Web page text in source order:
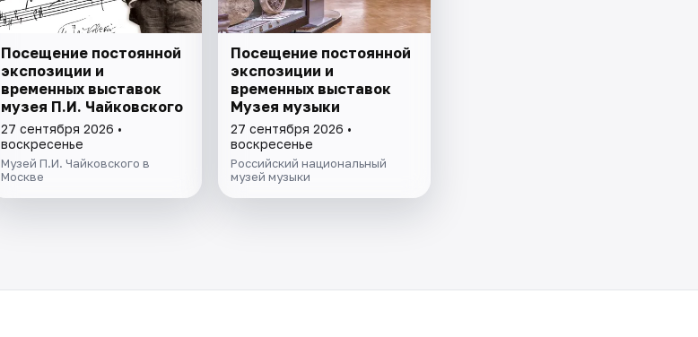
Посещение постоянной
экспозиции и
временных выставок
музея П.И. Чайковского
27 сентября 2026 •
воскресенье
Музей П.И. Чайковского в
Москве
Посещение постоянной
экспозиции и
временных выставок
Музея музыки
27 сентября 2026 •
воскресенье
Российский национальный
музей музыки